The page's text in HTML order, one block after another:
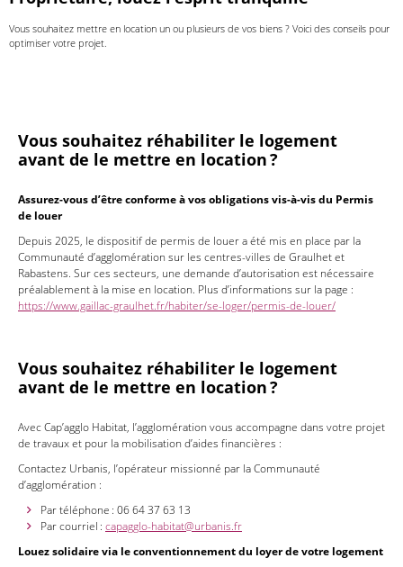
Vous souhaitez mettre en location un ou plusieurs de vos biens ? Voici des conseils pour
optimiser votre projet.
Vous souhaitez réhabiliter le logement
avant de le mettre en location ?
Assurez-vous d’être conforme à vos obligations vis-à-vis du Permis
de louer
Depuis 2025, le dispositif de permis de louer a été mis en place par la
Communauté d’agglomération sur les centres-villes de Graulhet et
Rabastens. Sur ces secteurs, une demande d’autorisation est nécessaire
préalablement à la mise en location. Plus d’informations sur la page :
https://www.gaillac-graulhet.fr/habiter/se-loger/permis-de-louer/
Vous souhaitez réhabiliter le logement
avant de le mettre en location ?
Avec Cap’agglo Habitat, l’agglomération vous accompagne dans votre projet
de travaux et pour la mobilisation d’aides financières :
Contactez Urbanis, l’opérateur missionné par la Communauté
d’agglomération :
Par téléphone : 06 64 37 63 13
Par courriel : capagglo-habitat@urbanis.fr
Louez solidaire via le conventionnement du loyer de votre logement